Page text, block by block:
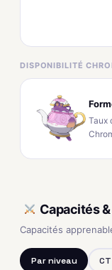
DISPONIBILITÉ
Taux
Capacités
Capacités
Par niveau